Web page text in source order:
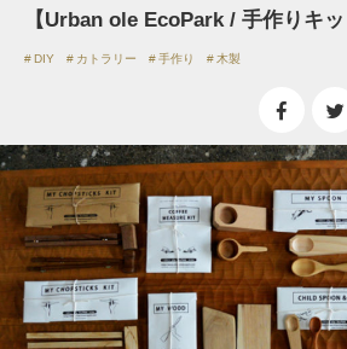
【Urban ole EcoPark / 手作りキッ
DIY カトラリー 手作り 木製